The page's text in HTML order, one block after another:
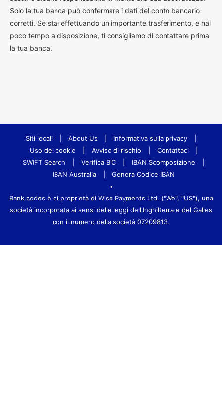
Solo la tua banca può confermare i dati del conto bancario
corretti. Se stai effettuando un importante trasferimento, e hai
poco tempo a disposizione, ti consigliamo di contattare prima
la tua banca.
Siti locali About Us Informativa sulla privacy
Uso dei cookie
Avviso di rischio Contattaci
SWIFT Search
Verifica BIC IBAN Scomposizione
IBAN Australia
Genera Codice IBAN
•
Bank.codes è di proprietà di Wise Payments Ltd. ("We", "US"), una
società incorporata ai sensi delle leggi dell'Inghilterra e del Galles
con il numero della società 07209813.